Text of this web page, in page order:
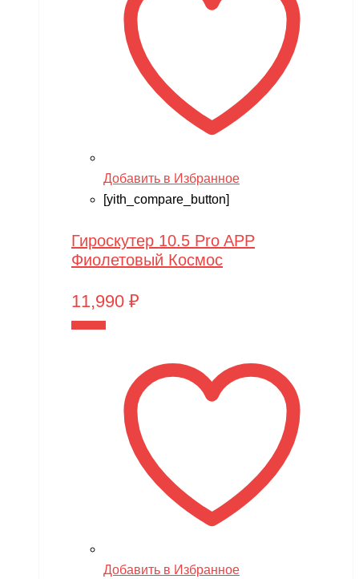
Добавить в Избранное
[yith_compare_button]
Гироскутер 10.5 Pro APP
Фиолетовый Космос
11,990 ₽
Добавить в Избранное